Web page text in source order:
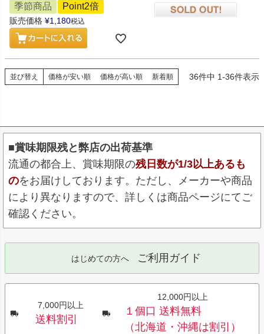
季節商品 Point2倍
販売価格 ¥1,180税込
並び替え 価格が安い順 価格が高い順 新着順 36件中 1-36件表示
■賞味期限残と弊店の出荷基準
流通の都合上、賞味期限の残日数が1/3以上あるも
のをお届けしております。ただし、メーカーや商品
により異なりますので、詳しくは商品ページにてご
確認ください。
はじめての方へ ご利用ガイド
7,000円以上
送料割引
12,000円以上
１個口 送料無料
（北海道・沖縄は割引）